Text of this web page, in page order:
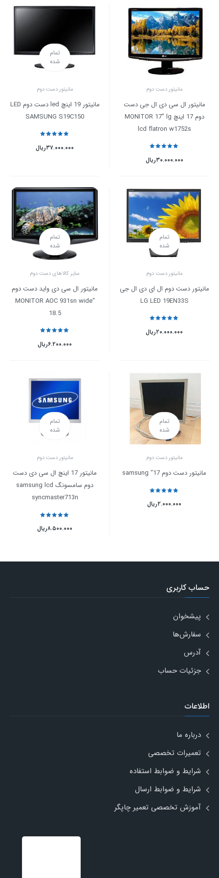
مانیتور دست دوم
مانیتور ال سی دی ال جی دست
دوم 17 اینچ MONITOR 17″ lg
lcd flatron w1752s
ریال۳۰.۰۰۰.۰۰۰
تمام
شده
مانیتور دست دوم
مانیتور 19 اینچ led دست دوم LED
SAMSUNG S19C150
ریال۳۷.۰۰۰.۰۰۰
تمام
شده
مانیتور دست دوم
مانیتور دست دوم ال ای دی ال جی
LG LED 19EN33S
ریال۲۰.۰۰۰.۰۰۰
تمام
شده
سایر کالاهای دست دوم
مانیتور ال سی دی واید دست دوم
“MONITOR AOC 931sn wide
18.5
ریال۶.۲۰۰.۰۰۰
تمام
شده
مانیتور دست دوم
مانیتور دست دوم samsung “17
ریال۲.۰۰۰.۰۰۰
تمام
شده
مانیتور دست دوم
مانیتور 17 اینچ ال سی دی دست
دوم سامسونگ samsung lcd
syncmaster713n
ریال۸.۵۰۰.۰۰۰
حساب کاربری
پیشخوان
سفارش‌ها
آدرس
جزئیات حساب
اطلاعات
درباره ما
تعمیرات تخصصی
شرایط و ضوابط استفاده
شرایط و ضوابط ارسال
آموزش تخصصی تعمیر چاپگر